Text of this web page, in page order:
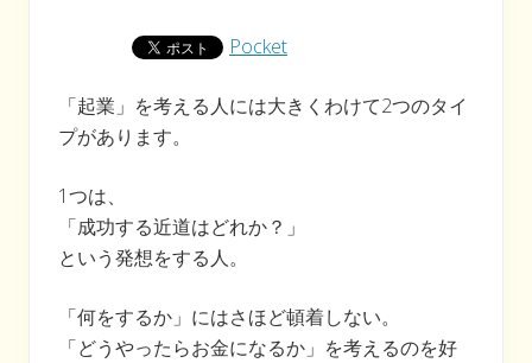
Pocket
「起業」を考える人には大きくわけて2つのタイ
プがあります。
1つは、
「成功する近道はどれか？」
という発想をする人。
「何をするか」にはさほど頓着しない。
「どうやったらお金になるか」を考えるのを好